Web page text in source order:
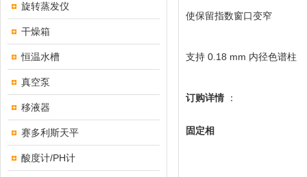
旋转蒸发仪
干燥箱
恒温水槽
真空泵
移液器
赛多利斯天平
酸度计/PH计
使保留指数窗口变窄
支持 0.18 mm 内径色谱柱
订购详情 ：
固定相